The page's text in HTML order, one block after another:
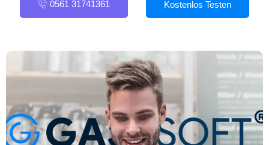
0561 31741361 Kostenlos Testen